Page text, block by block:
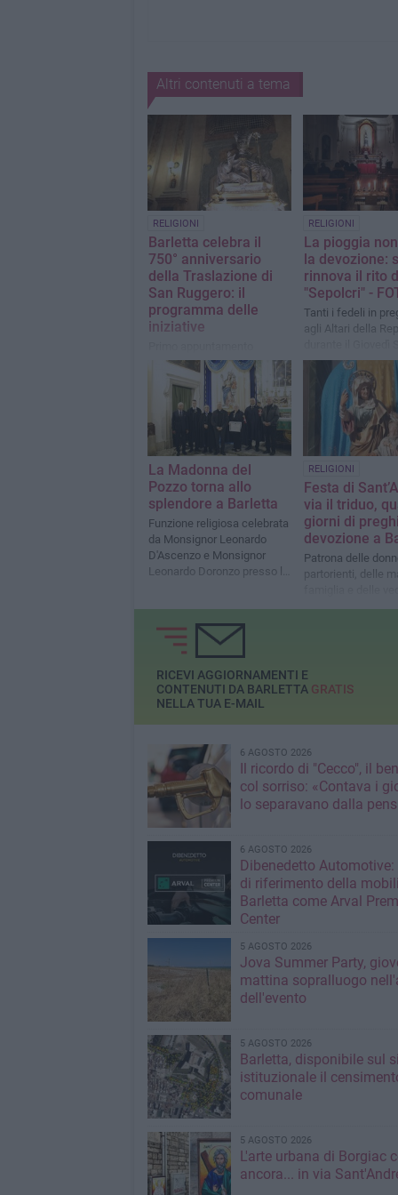
Altri contenuti a tema
RELIGIONI
Barletta celebra il
750° anniversario
della Traslazione di
San Ruggero: il
programma delle
iniziative
venerdì 24 aprile
RELIGIONI
La pioggia
la devozione:
rinnova il rito
"Sepolcri" -
Tanti i fedeli in
agli Altari della
La Madonna del
Pozzo torna allo
splendore a Barletta
Funzione religiosa celebrata
da Monsignor Leonardo
D'Ascenzo e Monsignor
Leonardo Doronzo presso la
RELIGIONI
Festa di
via il triduo,
giorni di
devozione a
Patrona delle
partorienti, delle
RICEVI AGGIORNAMENTI E
CONTENUTI DA BARLETTA GRATIS
NELLA TUA E-MAIL
6 AGOSTO 2026
Il ricordo di "Cecco", il
col sorriso: «Contava i
lo separavano dalla
6 AGOSTO 2026
Dibenedetto
di riferimento della
Barletta come Arval
Center
5 AGOSTO 2026
Jova Summer Party,
mattina sopralluogo
dell'evento
5 AGOSTO 2026
Barletta, disponibile sul
istituzionale il
comunale
5 AGOSTO 2026
L'arte urbana di Borgiac
ancora... in via